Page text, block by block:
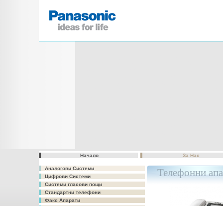
Начало За Нас
Аналогови Системи
Цифрови Системи
Системи гласови пощи
Стандартни телефони
Факс Апарати
Телефонни